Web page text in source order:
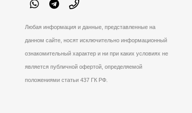
Любая информация и данные, представленные на
данном сайте, носят исключительно информационный
ознакомительный характер и ни при каких условиях не
является публичной офертой, определяемой
положениями статьи 437 ГК РФ.